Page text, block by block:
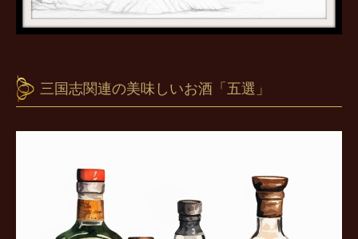
三国志関連の美味しいお酒「五選」